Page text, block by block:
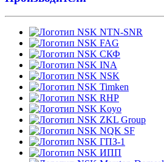
NTN-SNR
FAG
СКФ
INA
NSK
Timken
RHP
Koyo
ZKL Group
NQK SF
ГПЗ-1
ИПП